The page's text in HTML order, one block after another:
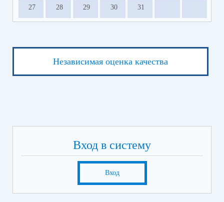
27 28 29 30 31
Независимая оценка качества
Вход в систему
Вход